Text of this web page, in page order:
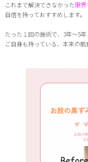
これまで解決できなかった限
自信を持っておすすめします。
たった１回の施術で、3年〜5年
ご自身も持っている、本来の